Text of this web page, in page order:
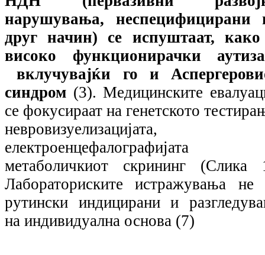
нарушувања, неспецифицирани
друг начин) се испуштаат,
високо функционирачки
вклучувајќи го и
синдром (3). Медицинските
се фокусираат на генетското
невровизуелизацијата,
метаболичкиот скрининг (Слика
Лабораториските истражувања не
рутински индицирани и
на индивидуална основа (7)